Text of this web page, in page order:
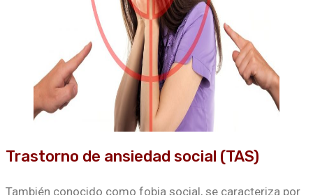
Trastorno de ansiedad social (TAS)
También conocido como fobia social, se caracteriza por